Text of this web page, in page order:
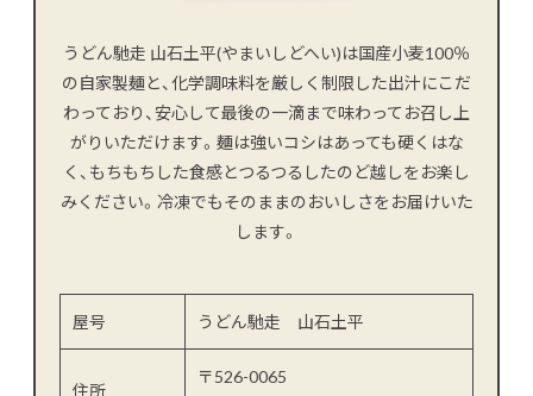
うどん馳走 山石土平(やまいしどへい)は国産小麦100％
の自家製麺と、化学調味料を厳しく制限した出汁にこだ
わっており、安心して最後の一滴まで味わってお召し上
がりいただけます。麺は強いコシはあっても硬くはな
く、もちもちした食感とつるつるしたのど越しをお楽し
みください。冷凍でもそのままのおいしさをお届けいた
します。
屋号 うどん馳走 山石土平
住所
〒526-0065